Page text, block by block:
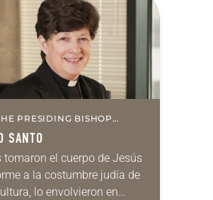
Lutero en…
PRESIDING BISHOP
SANTO
tomaron el cuerpo de Jesús
a la costumbre judía de
lo envolvieron en